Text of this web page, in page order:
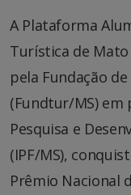
A Plataforma
Turística de Mato
pela Fundação
(Fundtur/MS)
Pesquisa e
(IPF/MS),
Prêmio Nacional